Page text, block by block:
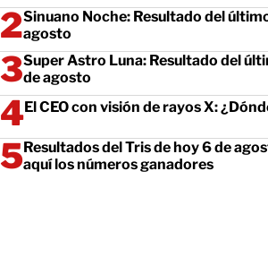
Sinuano Noche: Resultado del
agosto
Super Astro Luna: Resultado del
de agosto
El CEO con visión de rayos X:
Resultados del Tris de hoy 6 de
aquí los números ganadores